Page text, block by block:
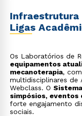
Infraestrutura
Ligas
Os Laboratórios de
equipamentos
mecanoterapia,
multidisciplinares de
Webclass. O
simpósios,
forte engajamento
sociais.